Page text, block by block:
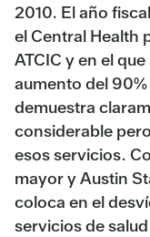
2010. El año
el Central Health
ATCIC y en el
aumento del
demuestra
considerable
esos servicios.
mayor y Austin
coloca en el
servicios de